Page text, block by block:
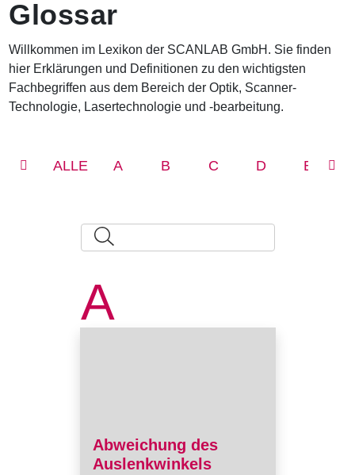
a
v
i
g
a
t
i
Glossar
Willkommen im Lexikon der SCANLAB GmbH. Sie finden
hier Erklärungen und Definitionen zu den wichtigsten
Fachbegriffen aus dem Bereich der Optik, Scanner-
Technologie, Lasertechnologie und -bearbeitung.
ALLE A B C D E
A
Abweichung des
Auslenkwinkels